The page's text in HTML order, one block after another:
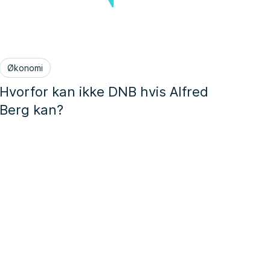
Økonomi
Hvorfor kan ikke DNB hvis Alfred
Berg kan?